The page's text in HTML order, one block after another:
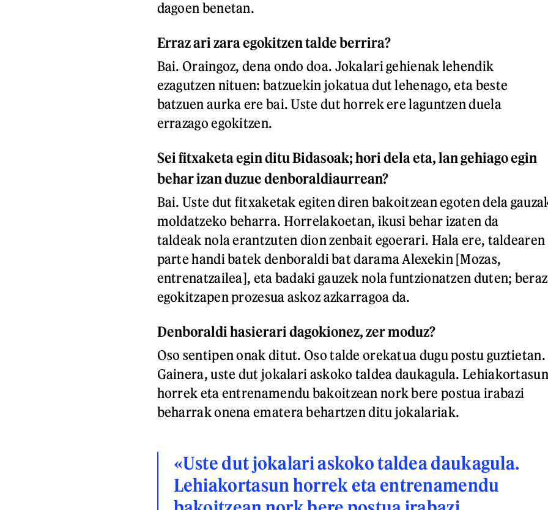
dagoen benetan.
Erraz ari zara egokitzen talde berrira?
Bai. Oraingoz, dena ondo doa. Jokalari gehienak lehendik
ezagutzen nituen: batzuekin jokatua dut lehenago, eta beste
batzuen aurka ere bai. Uste dut horrek ere laguntzen duela
errazago egokitzen.
Sei fitxaketa egin ditu Bidasoak; hori dela eta, lan gehiago egin
behar izan duzue denboraldiaurrean?
Bai. Uste dut fitxaketak egiten diren bakoitzean egoten dela
moldatzeko beharra. Horrelakoetan, ikusi behar izaten da
taldeak nola erantzuten dion zenbait egoerari. Hala ere, taldearen
parte handi batek denboraldi bat darama Alexekin [Mozas,
entrenatzailea], eta badaki gauzek nola funtzionatzen duten;
egokitzapen prozesua askoz azkarragoa da.
Denboraldi hasierari dagokionez, zer moduz?
Oso sentipen onak ditut. Oso talde orekatua dugu postu guztietan.
Gainera, uste dut jokalari askoko taldea daukagula. Lehiakortasun
horrek eta entrenamendu bakoitzean nork bere postua irabazi
beharrak onena ematera behartzen ditu jokalariak.
«Uste dut jokalari askoko taldea daukagula.
Lehiakortasun horrek eta entrenamendu